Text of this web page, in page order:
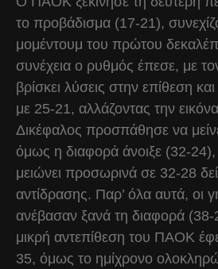
το προβάδισμα (17-21),
μομέντουμ του πρώτου
συνέχεια ο ρυθμός έπεσε, με
βρίσκει λύσεις στην επίθεση
με 25-21, αλλάζοντας την
Δικέφαλος προσπάθησε να
όμως η διαφορά άνοιξε (32-
μειώνει προσωρινά σε 32-28
αντίδρασης. Παρ’ όλα αυτά, οι
ανέβασαν ξανά τη διαφορά
μικρή αντεπίθεση του ΠΑΟΚ
35, όμως το ημίχρονο